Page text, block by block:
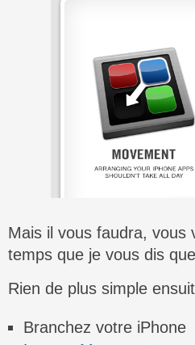
Mais il vous faudra, vous
temps que je vous dis
Rien de plus simple
Branchez votre iPhone